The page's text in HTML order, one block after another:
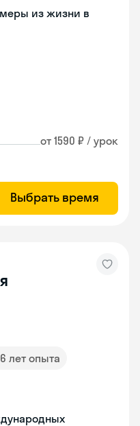
из жизни в
от 1590 ₽ / урок
Выбрать время
6 лет опыта